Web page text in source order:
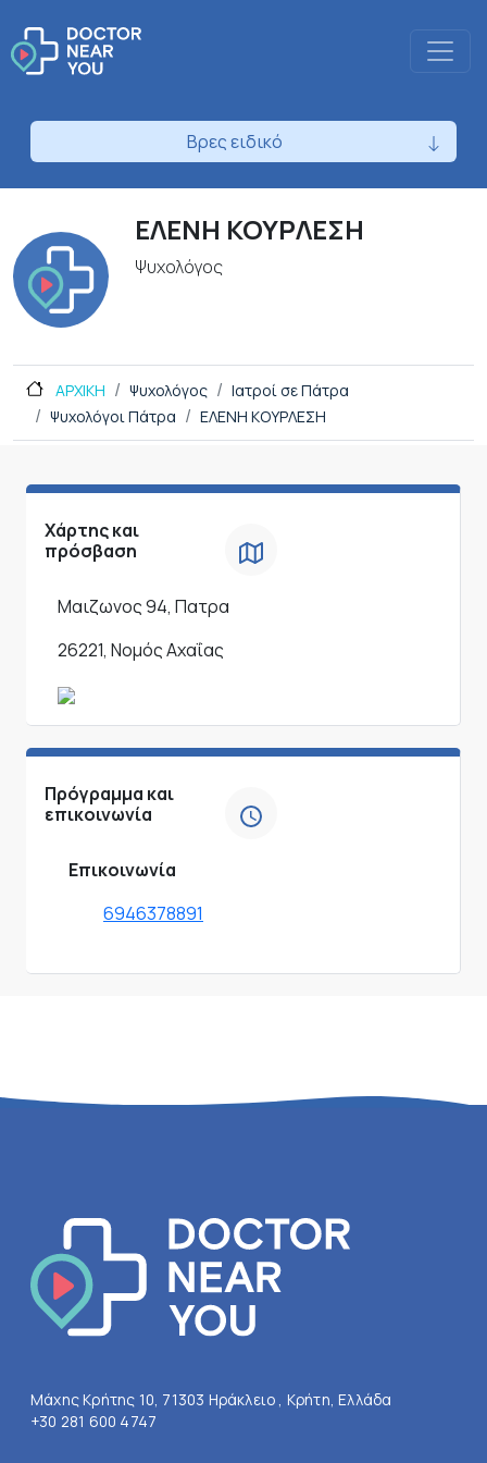
Βρες ειδικό
ΕΛΕΝΗ ΚΟΥΡΛΕΣΗ
Ψυχολόγος
ΑΡΧΙΚΗ Ψυχολόγος
Ιατροί σε Πάτρα
Ψυχολόγοι Πάτρα
ΕΛΕΝΗ ΚΟΥΡΛΕΣΗ
Χάρτης και
πρόσβαση
Μαιζωνος 94, Πατρα
26221, Νομός Αχαΐας
Πρόγραμμα και
επικοινωνία
Επικοινωνία
6946378891
Μάχης Κρήτης 10, 71303 Ηράκλειο , Κρήτη, Ελλάδα
+30 281 600 4747